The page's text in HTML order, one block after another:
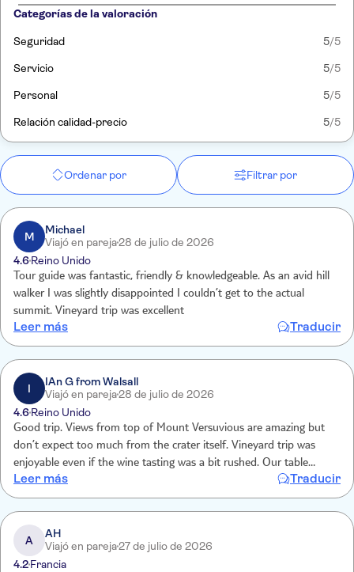
Categorías de la valoración
Seguridad 5/5
Servicio 5/5
Personal 5/5
Relación calidad-precio 5/5
Ordenar por Filtrar por
M
Michael
Viajó en pareja28 de julio de 2026
4.6Reino Unido
Tour guide was fantastic, friendly & knowledgeable. As an avid hill
walker I was slightly disappointed I couldn’t get to the actual
summit. Vineyard trip was excellent
Leer más Traducir
I
IAn G from Walsall
Viajó en pareja28 de julio de 2026
4.6Reino Unido
Good trip. Views from top of Mount Versuvious are amazing but
don’t expect too much from the crater itself. Vineyard trip was
enjoyable even if the wine tasting was a bit rushed. Our table
missed out on one of the varieties because we drank too slowly!
Nice lunch though.
Leer más Traducir
A
AH
Viajó en pareja27 de julio de 2026
4.2Francia